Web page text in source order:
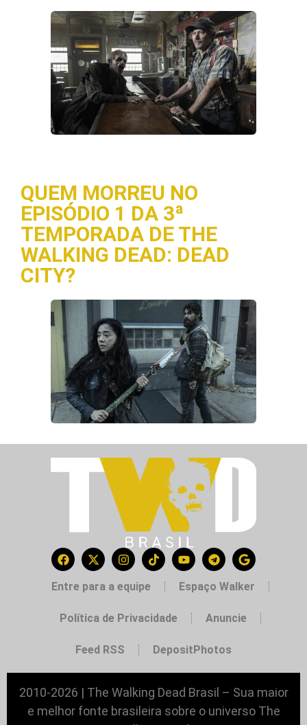
QUEM MORREU NO
EPISÓDIO 1 DA 3ª
TEMPORADA DE THE
WALKING DEAD: DEAD
CITY?
Entre para a equipe Espaço Walker
Política de Privacidade Anuncie
Feed RSS DepositPhotos
2010-2026 | The Walking Dead Brasil – Sua maior
e melhor fonte brasileira sobre o universo The